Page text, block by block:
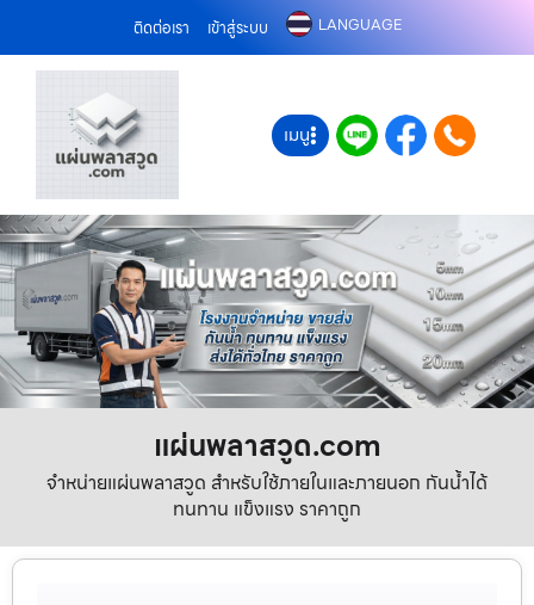
ติดต่อเรา เข้าสู่ระบบ LANGUAGE
เมนู
แผ่นพลาสวูด.com
จำหน่ายแผ่นพลาสวูด สำหรับใช้ภายในและภายนอก กันน้ำได้
ทนทาน แข็งแรง ราคาถูก